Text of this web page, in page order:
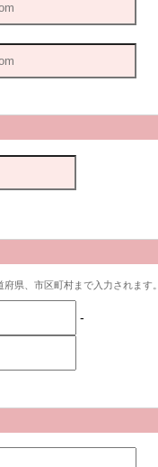
県、市区町村まで入力されます。
-